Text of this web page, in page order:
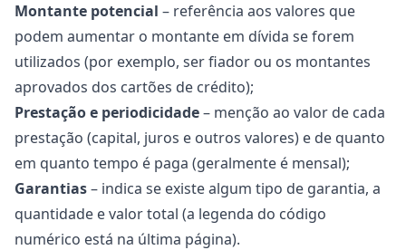
Montante potencial – referência aos valores que
podem aumentar o montante em dívida se forem
utilizados (por exemplo, ser fiador ou os montantes
aprovados dos cartões de crédito);
Prestação e periodicidade– menção ao valor de cada
prestação (capital, juros e outros valores) e de quanto
em quanto tempo é paga (geralmente é mensal);
Garantias– indica se existe algum tipo de garantia, a
quantidade e valor total (a legenda do código
numérico está na última página).